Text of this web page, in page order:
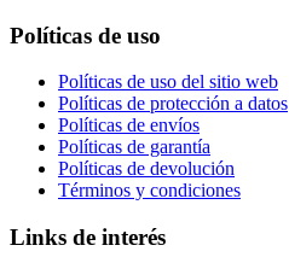
Políticas de uso
Políticas de uso del sitio web
Políticas de protección a datos
Políticas de envíos
Políticas de garantía
Políticas de devolución
Términos y condiciones
Links de interés